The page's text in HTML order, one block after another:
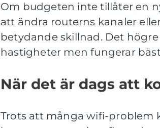
Om budgeten inte tillåter en
att ändra routerns kanaler
betydande skillnad. Det
hastigheter men fungerar
När det är dags att
Trots att många wifi-problem